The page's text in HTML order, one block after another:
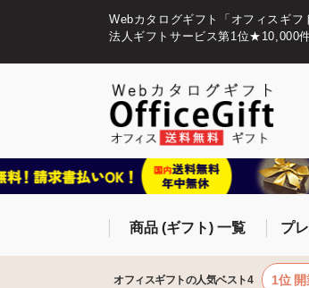
Webカタログギフト「オフィスギ
法人ギフトサービス第1位★10,000
商品 (ギフト) 一覧 プ
オフィスギフトの人気ベスト4 1位